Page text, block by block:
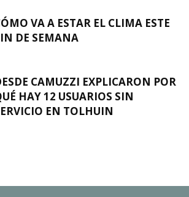
VA A ESTAR EL CLIMA ESTE
DE SEMANA
CAMUZZI EXPLICARON POR
HAY 12 USUARIOS SIN
EN TOLHUIN